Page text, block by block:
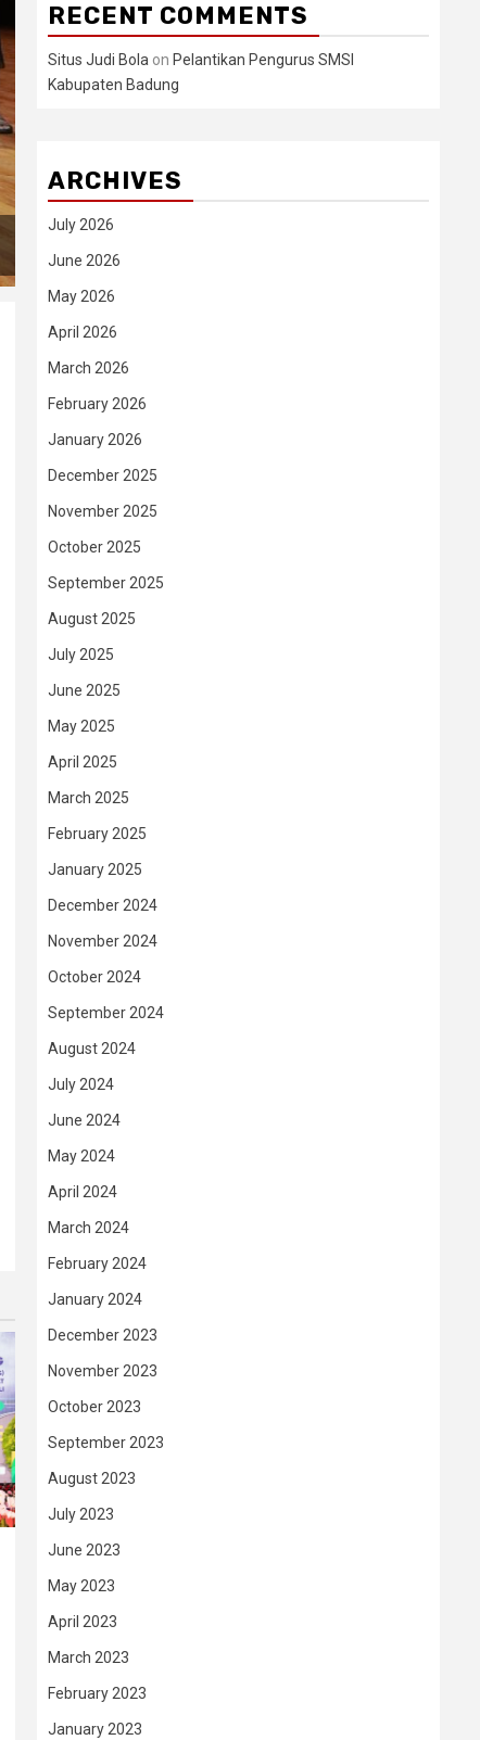
RECENT COMMENTS
Situs Judi Bola on Pelantikan Pengurus SMSI
Kabupaten Badung
ARCHIVES
July 2026
June 2026
May 2026
April 2026
March 2026
February 2026
January 2026
December 2025
November 2025
October 2025
September 2025
August 2025
July 2025
June 2025
May 2025
April 2025
March 2025
February 2025
January 2025
December 2024
November 2024
October 2024
September 2024
August 2024
July 2024
June 2024
May 2024
April 2024
March 2024
February 2024
January 2024
December 2023
November 2023
October 2023
September 2023
August 2023
July 2023
June 2023
May 2023
April 2023
March 2023
February 2023
January 2023